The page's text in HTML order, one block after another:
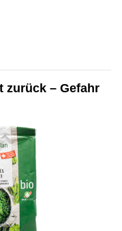
zurück – Gefahr